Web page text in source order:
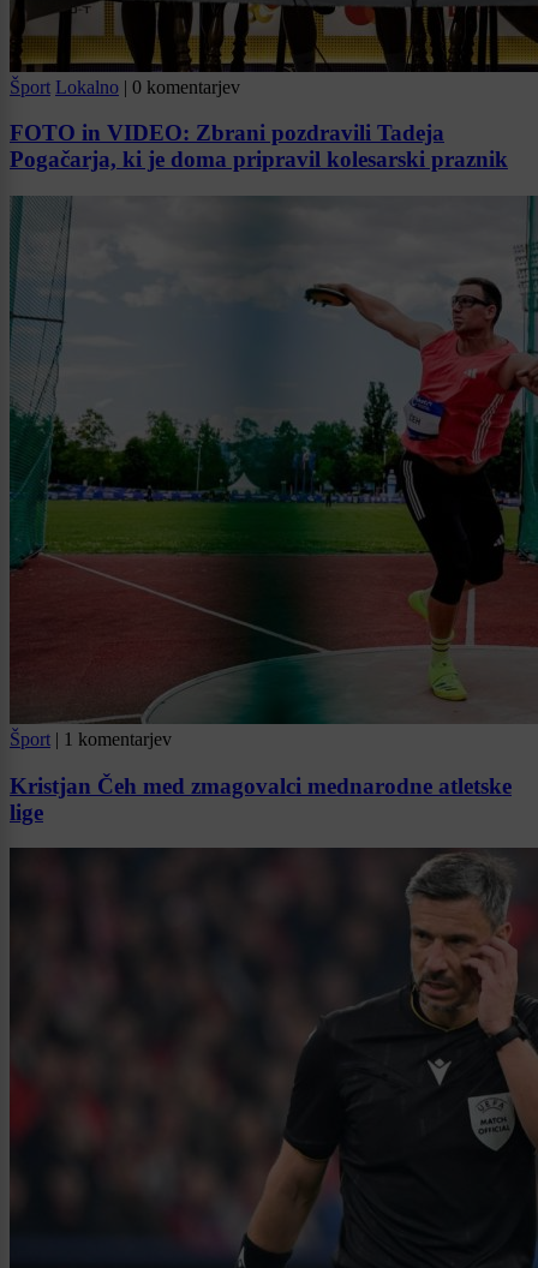
Šport Lokalno | 0 komentarjev
FOTO in VIDEO: Zbrani pozdravili Tadeja
Pogačarja, ki je doma pripravil kolesarski praznik
Šport | 1 komentarjev
Kristjan Čeh med zmagovalci mednarodne atletske
lige